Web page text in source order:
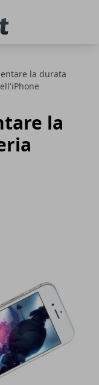
la durata
la